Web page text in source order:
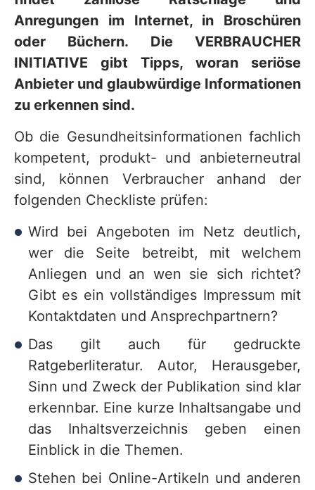
Anregungen im Internet, in Broschüren
oder Büchern. Die VERBRAUCHER
INITIATIVE gibt Tipps, woran seriöse
Anbieter und glaubwürdige Informationen
zu erkennen sind.
Ob die Gesundheitsinformationen fachlich
kompetent, produkt- und anbieterneutral
sind, können Verbraucher anhand der
folgenden Checkliste prüfen:
Wird bei Angeboten im Netz deutlich,
wer die Seite betreibt, mit welchem
Anliegen und an wen sie sich richtet?
Gibt es ein vollständiges Impressum mit
Kontaktdaten und Ansprechpartnern?
Das gilt auch für gedruckte
Ratgeberliteratur. Autor, Herausgeber,
Sinn und Zweck der Publikation sind klar
erkennbar. Eine kurze Inhaltsangabe und
das Inhaltsverzeichnis geben einen
Einblick in die Themen.
Stehen bei Online-Artikeln und anderen